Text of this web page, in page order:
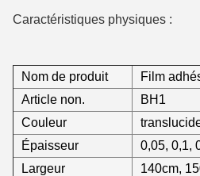
Caractéristiques physiques :
Nom de produit
Film
Article non.
BH1
Couleur
Épaisseur
0,05, 0,1,
Largeur
140cm,